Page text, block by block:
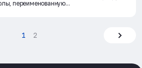
переименованную...
1 2